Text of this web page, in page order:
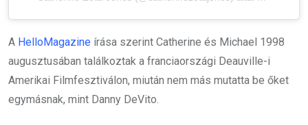
A HelloMagazine írása szerint Catherine és Michael 1998
augusztusában találkoztak a franciaországi Deauville-i
Amerikai Filmfesztiválon, miután nem más mutatta be őket
egymásnak, mint Danny DeVito.